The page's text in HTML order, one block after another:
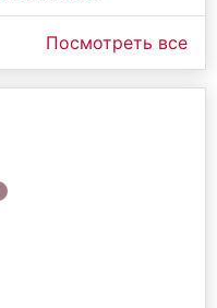
Посмотреть все